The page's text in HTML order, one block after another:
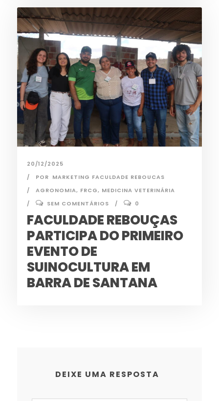
20/12/2025
POR MARKETING FACULDADE REBOUCAS
AGRONOMIA, FRCG, MEDICINA VETERINÁRIA
SEM COMENTÁRIOS
0
FACULDADE REBOUÇAS
PARTICIPA DO PRIMEIRO
EVENTO DE
SUINOCULTURA EM
BARRA DE SANTANA
DEIXE UMA RESPOSTA